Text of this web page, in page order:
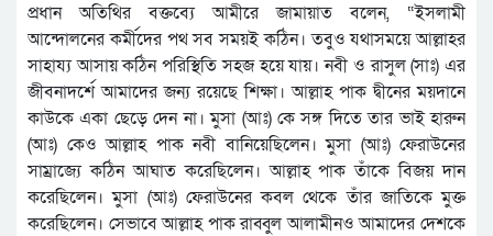
প্রধান অতিথির বক্তব্যে আমীরে জামায়াত বলেন, “ইসলামী
আন্দোলনের কর্মীদের পথ সব সময়ই কঠিন। তবুও যথাসময়ে আল্লাহর
সাহায্য আসায় কঠিন পরিস্থিতি সহজ হয়ে যায়। নবী ও রাসুল (সাঃ) এর
জীবনাদর্শে আমাদের জন্য রয়েছে শিক্ষা। আল্লাহ পাক দ্বীনের ময়দানে
কাউকে একা ছেড়ে দেন না। মুসা (আঃ) কে সঙ্গ দিতে তার ভাই হারুন
(আঃ) কেও আল্লাহ পাক নবী বানিয়েছিলেন। মুসা (আঃ) ফেরাউনের
সাম্রাজ্যে কঠিন আঘাত করেছিলেন। আল্লাহ পাক তাঁকে বিজয় দান
করেছিলেন। মুসা (আঃ) ফেরাউনের কবল থেকে তাঁর জাতিকে মুক্ত
করেছিলেন। সেভাবে আল্লাহ পাক রাব্বুল আলামীনও আমাদের দেশকে